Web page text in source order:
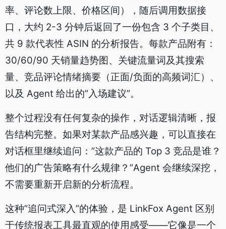
率、评论数上限、价格区间），随后调用数据接
口，大约 2-3 分钟后返回了一份包含 3 个子类目、
共 9 款代表性 ASIN 的分析报告。每款产品附有：
30/60/90 天销量趋势图、关键流量词及其搜索
量、竞品评论情绪摘要（正面/负面的高频词汇）、
以及 Agent 给出的”入场建议”。
整个过程没有任何复杂的操作，对话逻辑清晰，报
告结构完整。如果对某款产品感兴趣，可以直接在
对话框里继续追问：”这款产品的 Top 3 竞品是谁？
他们的广告策略有什么规律？”Agent 会继续深挖，
不需要重新开启新的分析流程。
这种”追问式深入”的体验，是 LinkFox Agent 区别
于传统报表工具最直观的使用感受——它像是一个